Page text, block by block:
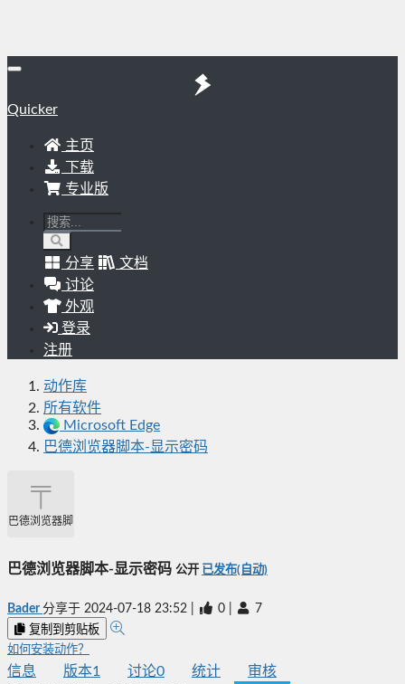
Quicker
主页
下载
专业版
分享
文档
讨论
外观
登录
注册
动作库
所有软件
Microsoft Edge
巴德浏览器脚本-显示密码
巴德浏览器脚本-显示密码
巴德浏览器脚本-显示密码 公开 已发布(自动)
Bader分享于 2024-07-18 23:52 0 7
复制到剪贴板
如何安装动作？
信息 版本1 讨论0 统计
审核